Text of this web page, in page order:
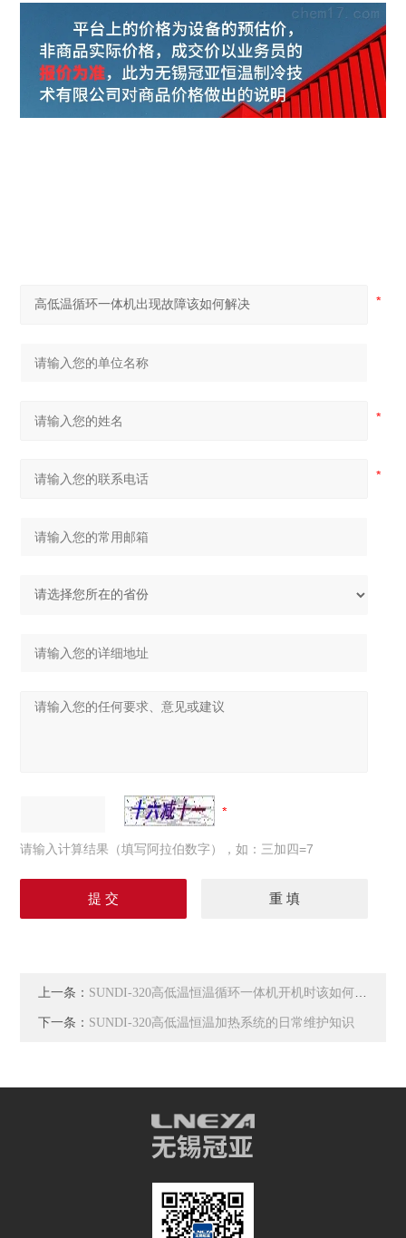
请输入计算结果（填写阿拉伯数字），如：三加四=7
上一条： SUNDI-320高低温恒温循环一体机开机时该如何加液
下一条： SUNDI-320高低温恒温加热系统的日常维护知识